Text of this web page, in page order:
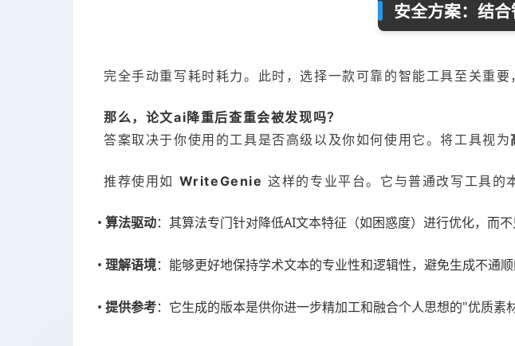
安全方案：结
完全手动重写耗时耗力。此时，选择一款可靠的智能工具至关重
那么，论文ai降重后查重会被发现吗？
答案取决于你使用的工具是否高级以及你如何使用它。将工具视为
推荐使用如 WriteGenie 这样的专业平台。它与普通改写工具的
• 算法驱动：其算法专门针对降低AI文本特征（如困惑度）进行优化，而不
• 理解语境：能够更好地保持学术文本的专业性和逻辑性，避免生成不通顺
• 提供参考：它生成的版本是供你进一步精加工和融合个人思想的"优质素